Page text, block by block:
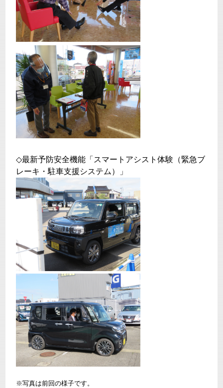
◇最新予防安全機能「スマートアシスト体験（緊急ブ
レーキ・駐車支援システム）」
※写真は前回の様子です。